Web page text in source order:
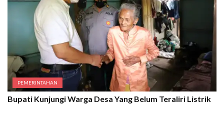
PEMERINTAHAN
Bupati Kunjungi Warga Desa Yang Belum Teraliri Listrik